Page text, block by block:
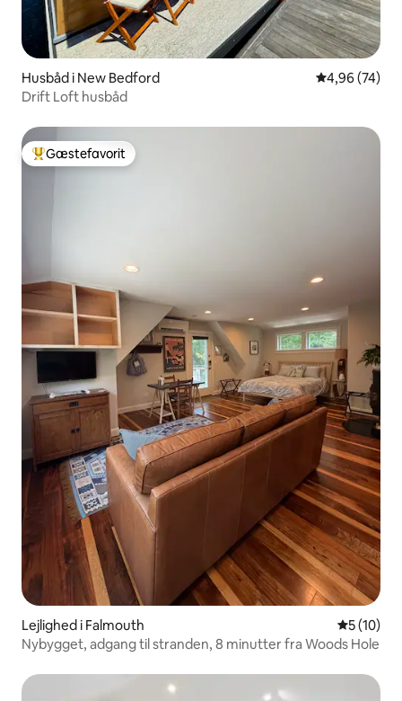
Husbåd i New Bedford 4,96 ud af 5 i
4,96 (74)
Drift Loft husbåd
Bedste gæstefavorit
Gæstefavorit
Lejlighed i Falmouth 5 ud af 5 i
5 (10)
Nybygget, adgang til stranden, 8 minutter fra Woods Hole